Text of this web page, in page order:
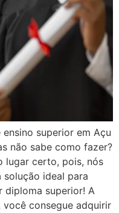
superior em Açu
não sabe como fazer?
lugar certo, pois, nós
ideal para
diploma superior! A
consegue adquirir